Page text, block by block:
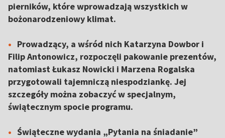
pierników, które wprowadzają wszystkich w
bożonarodzeniowy klimat.
Prowadzący, a wśród nich Katarzyna Dowbor i
Filip Antonowicz, rozpoczęli pakowanie prezentów,
natomiast Łukasz Nowicki i Marzena Rogalska
przygotowali tajemniczą niespodziankę. Jej
szczegóły można zobaczyć w specjalnym,
świątecznym spocie programu.
Świąteczne wydania „Pytania na śniadanie”